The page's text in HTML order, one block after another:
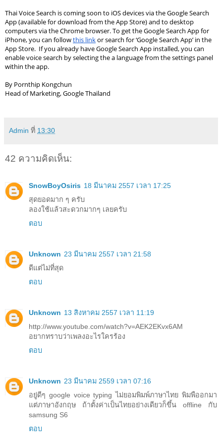
Thai Voice Search is coming soon to iOS devices via the Google Search
App (available for download from the App Store) and to desktop
computers via the Chrome browser. To get the Google Search App for
iPhone, you can follow this link or search for ‘Google Search App’ in the
App Store.  If you already have Google Search App installed, you can
enable voice search by selecting the a language from the settings panel
within the app.
By Pornthip Kongchun
Head of Marketing, Google Thailand
Admin ที่ 13:30
42 ความคิดเห็น:
SnowBoyOsiris 18 มีนาคม 2557 เวลา 17:25
สุดยอดมาก ๆ ครับ
ลองใช้แล้วสะดวกมากๆ เลยครับ
ตอบ
Unknown 23 มีนาคม 2557 เวลา 21:58
ดีแต่ไม่ที่สุด
ตอบ
Unknown 13 สิงหาคม 2557 เวลา 11:19
http://www.youtube.com/watch?v=AEK2EKvx6AM
อยากทราบว่าเพลงอะไรใครร้อง
ตอบ
Unknown 23 มีนาคม 2559 เวลา 07:16
อยู่ดีๆ google voice typing ไม่ยอมพิมพ์ภาษาไทย พิมพืออกมา
แต่ภาษาอังกฤษ ถ้าตั้งค่าเป็นไทยอย่างเดียวก็ขึ้น offline กับ
samsung S6
ตอบ